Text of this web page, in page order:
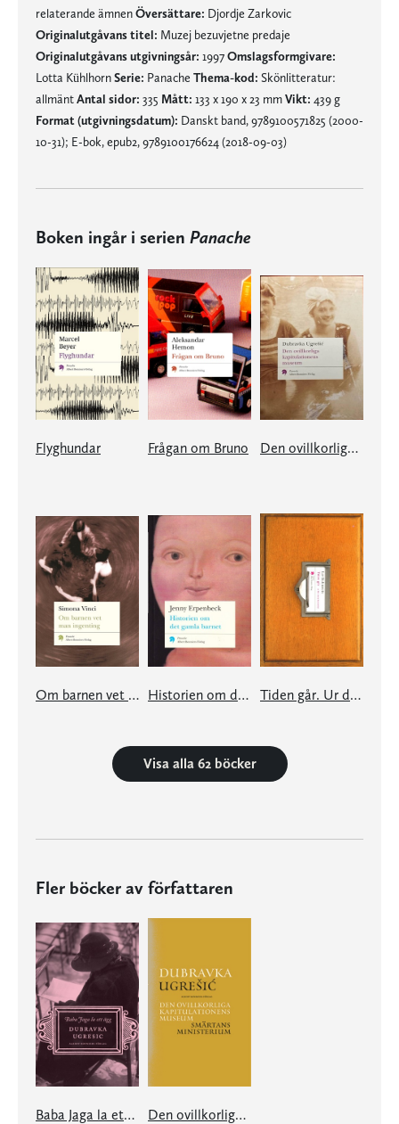
relaterande ämnenÖversättare: Djordje Zarkovic
Originalutgåvans titel: Muzej bezuvjetne predaje
Originalutgåvans utgivningsår: 1997Omslagsformgivare:
Lotta KühlhornSerie: Panache Thema-kod: Skönlitteratur:
allmäntAntal sidor: 335 Mått: 133 x 190 x 23 mmVikt: 439 g
Format (utgivningsdatum): Danskt band, 9789100571825 (2000-
10-31); E-bok, epub2, 9789100176624 (2018-09-03)
Boken ingår i serien Panache
Flyghundar Frågan om Bruno Den ovillkorliga kapitulationens museum
Om barnen vet man ingenting Historien om det gamla barnet Tiden går. Ur det stora kartoteket
Visa alla 62 böcker
Fler böcker av författaren
Baba Jaga la ett ägg Den ovillkorliga kapitulationens museum/Smärtans ministerium